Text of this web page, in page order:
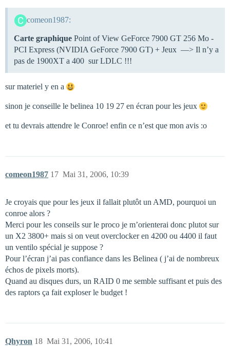
comeon1987:
Carte graphique Point of View GeForce 7900 GT 256 Mo -
PCI Express (NVIDIA GeForce 7900 GT) + Jeux —> Il n’y a
pas de 1900XT a 400  sur LDLC !!!
sur materiel y en a
sinon je conseille le belinea 10 19 27 en écran pour les jeux
et tu devrais attendre le Conroe! enfin ce n’est que mon avis :o
comeon1987 Mai 31, 2006, 10:39
17
Je croyais que pour les jeux il fallait plutôt un AMD, pourquoi un
conroe alors ?
Merci pour les conseils sur le proco je m’orienterai donc plutot sur
un X2 3800+ mais si on veut overclocker en 4200 ou 4400 il faut
un ventilo spécial je suppose ?
Pour l’écran j’ai pas confiance dans les Belinea ( j’ai de nombreux
échos de pixels morts).
Quand au disques durs, un RAID 0 me semble suffisant et puis des
des raptors ça fait exploser le budget !
Qhyron Mai 31, 2006, 10:41
18